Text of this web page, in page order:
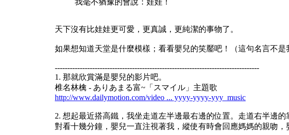
天下沒有比娃娃更可愛，更真誠，更純潔的事物了。
如果想知道天堂是什麼模樣；看看嬰兒的笑靨吧！（這句名言不是
----------------------------------------------------------------------------------
1. 那就欣賞滿是嬰兒的影片吧。
椎名林檎 - ありあまる富~「スマイル」主題歌
http://www.dailymotion.com/video ... yyyy-yyyy-yyy_music
2. 想起最近搭高鐵，我坐走道左半邊最右邊的位置。走道右半邊
對看十幾分鐘，嬰兒一直注視著我，縱使有時會回應媽媽的親吻